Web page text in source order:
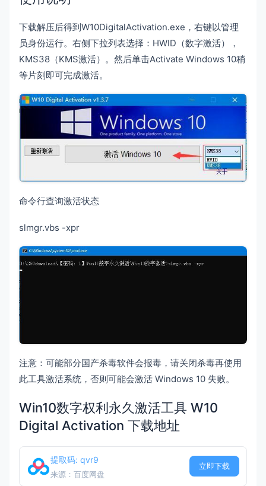
下载解压后得到W10DigitalActivation.exe，右键以管理
员身份运行。右侧下拉列表选择：HWID（数字激活），
KMS38（KMS激活）。然后单击Activate Windows 10稍
等片刻即可完成激活。
命令行查询激活状态
slmgr.vbs -xpr
注意：可能部分国产杀毒软件会报毒，请关闭杀毒再使用
此工具激活系统，否则可能会激活 Windows 10 失败。
Win10数字权利永久激活工具 W10
Digital Activation 下载地址
提取码: qvr9
来源：百度网盘
立即下载